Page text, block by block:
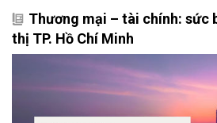
Thương mại – tài chính: sức
thị TP. Hồ Chí Minh